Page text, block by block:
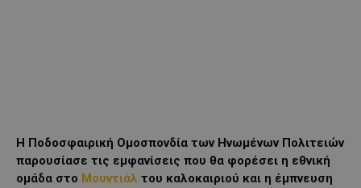
Η Ποδοσφαιρική Ομοσπονδία των Ηνωμένων Πολιτειών
παρουσίασε τις εμφανίσεις που θα φορέσει η εθνική
ομάδα στο Μουντιάλ του καλοκαιριού και η έμπνευση